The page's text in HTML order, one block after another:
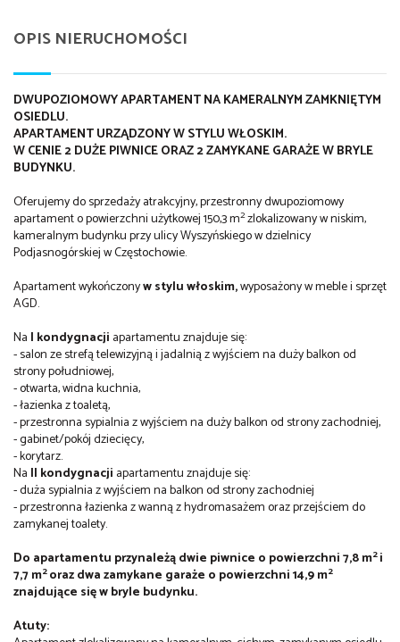
OPIS NIERUCHOMOŚCI
DWUPOZIOMOWY APARTAMENT NA KAMERALNYM ZAMKNIĘTYM
OSIEDLU.
APARTAMENT URZĄDZONY W STYLU WŁOSKIM.
W CENIE 2 DUŻE PIWNICE ORAZ 2 ZAMYKANE GARAŻE W BRYLE
BUDYNKU.
Oferujemy do sprzedaży atrakcyjny, przestronny dwupoziomowy
apartament o powierzchni użytkowej 150,3 m2zlokalizowany w niskim,
kameralnym budynku przy ulicy Wyszyńskiego w dzielnicy
Podjasnogórskiej w Częstochowie.
Apartament wykończonyw stylu włoskim,wyposażony w meble i sprzęt
AGD.
Na I kondygnacji apartamentu znajduje się:
- salon ze strefą telewizyjną i jadalnią z wyjściem na duży balkon od
strony południowej,
- otwarta, widna kuchnia,
- łazienka z toaletą,
- przestronna sypialnia z wyjściem na duży balkon od strony zachodniej,
- gabinet/pokój dziecięcy,
- korytarz.
Na II kondygnacji apartamentu znajduje się:
- duża sypialnia z wyjściem na balkon od strony zachodniej
- przestronna łazienka z wanną z hydromasażem oraz przejściem do
zamykanej toalety.
Do apartamentu przynależą dwie piwnice o powierzchni 7,8 m2i
7,7 m2oraz dwa zamykane garaże o powierzchni 14,9 m2
znajdujące się w bryle budynku.
Atuty: